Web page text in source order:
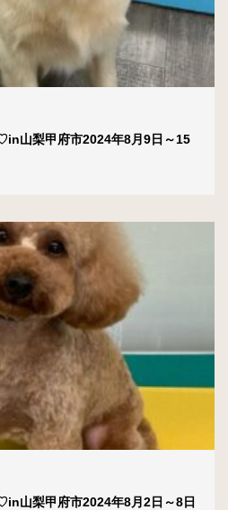
山梨甲府市2024年8月9日～15
山梨甲府市2024年8月2日～8日